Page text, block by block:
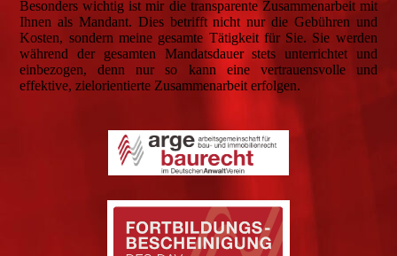
Besonders wichtig ist mir die transparente Zusammenarbeit mit
Ihnen als Mandant. Dies betrifft nicht nur die Gebühren und
Kosten, sondern meine gesamte Tätigkeit für Sie. Sie werden
während der gesamten Mandatsdauer stets unterrichtet und
einbezogen, denn nur so kann eine vertrauensvolle und
effektive, zielorientierte Zusammenarbeit erfolgen.